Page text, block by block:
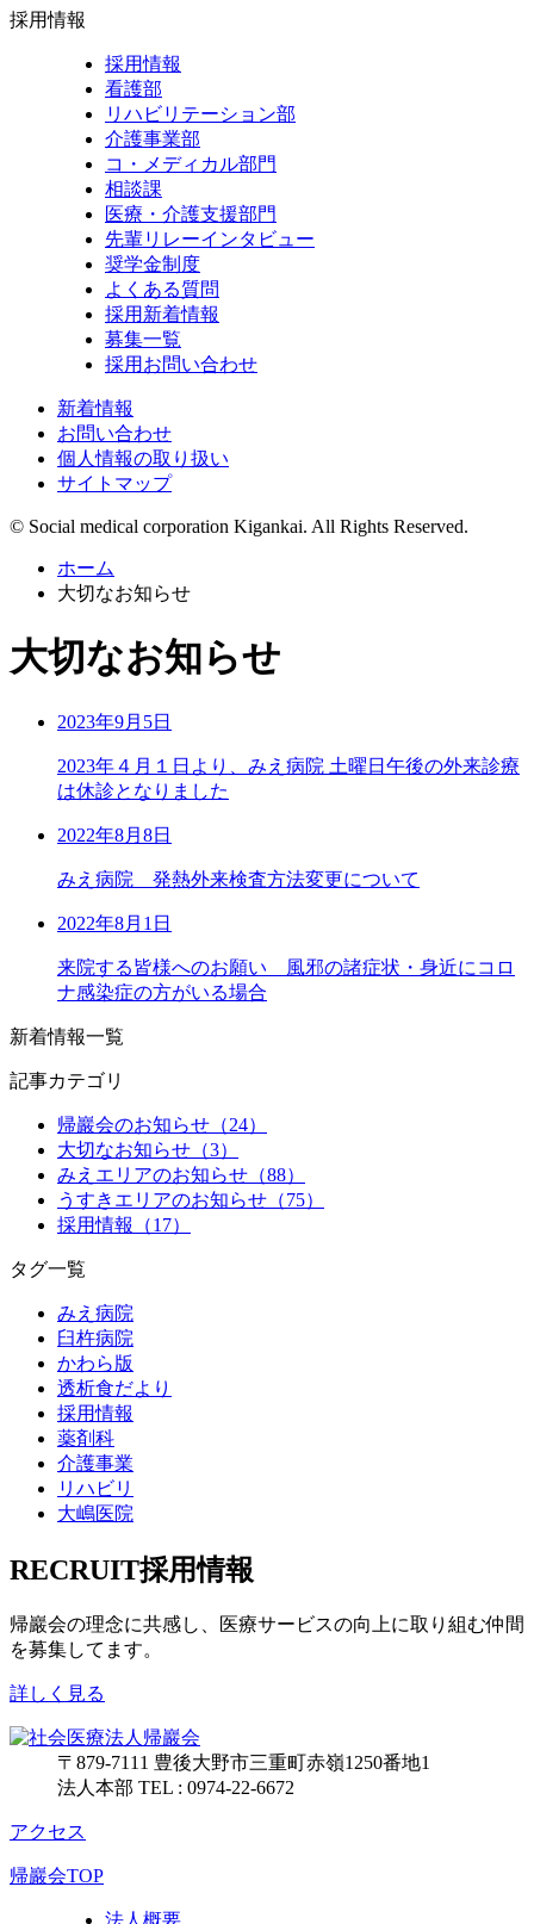
採用情報
採用情報
看護部
リハビリテーション部
介護事業部
コ・メディカル部門
相談課
医療・介護支援部門
先輩リレーインタビュー
奨学金制度
よくある質問
採用新着情報
募集一覧
採用お問い合わせ
新着情報
お問い合わせ
個人情報の取り扱い
サイトマップ
© Social medical corporation Kigankai. All Rights Reserved.
ホーム
大切なお知らせ
大切なお知らせ
2023年9月5日
2023年４月１日より、みえ病院 土曜日午後の外来診療
は休診となりました
2022年8月8日
みえ病院 発熱外来検査方法変更について
2022年8月1日
来院する皆様へのお願い 風邪の諸症状・身近にコロ
ナ感染症の方がいる場合
新着情報一覧
記事カテゴリ
帰巖会のお知らせ（24）
大切なお知らせ（3）
みえエリアのお知らせ（88）
うすきエリアのお知らせ（75）
採用情報（17）
タグ一覧
みえ病院
臼杵病院
かわら版
透析食だより
採用情報
薬剤科
介護事業
リハビリ
大嶋医院
RECRUIT採用情報
帰巖会の理念に共感し、 医療サービスの向上に取り組む仲間
を募集してます。
詳しく見る
〒879-7111 豊後大野市三重町赤嶺1250番地1
法人本部 TEL : 0974-22-6672
アクセス
帰巖会TOP
法人概要